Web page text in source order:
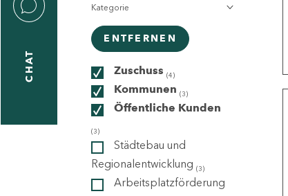
CHAT
Kategorie
ENTFERNEN
Zuschuss (4)
Kommunen (3)
Öffentliche Kunden
(3)
Städtebau und
Regionalentwicklung (3)
Arbeitsplatzförderung